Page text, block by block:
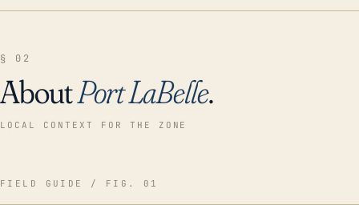
§ 02
AboutPort LaBelle.
LOCAL CONTEXT FOR THE ZONE
FIELD GUIDE / FIG. 01